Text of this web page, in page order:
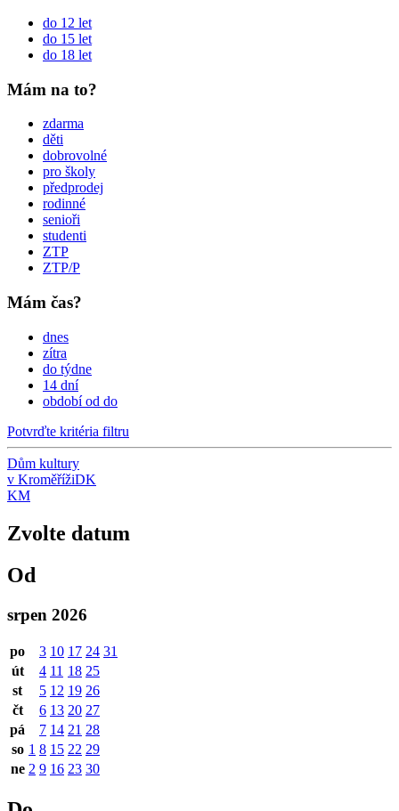
do 12 let
do 15 let
do 18 let
Mám na to?
zdarma
děti
dobrovolné
pro školy
předprodej
rodinné
senioři
studenti
ZTP
ZTP/P
Mám čas?
dnes
zítra
do týdne
14 dní
období od do
Potvrďte kritéria filtru
Dům kultury
v KroměřížiDK
KM
Zvolte datum
Od
srpen 2026
po 3 10 17 24 31
út
4 11 18 25
st
5 12 19 26
čt
6 13 20 27
pá
7 14 21 28
so 1 8 15 22 29
ne 2 9 16 23 30